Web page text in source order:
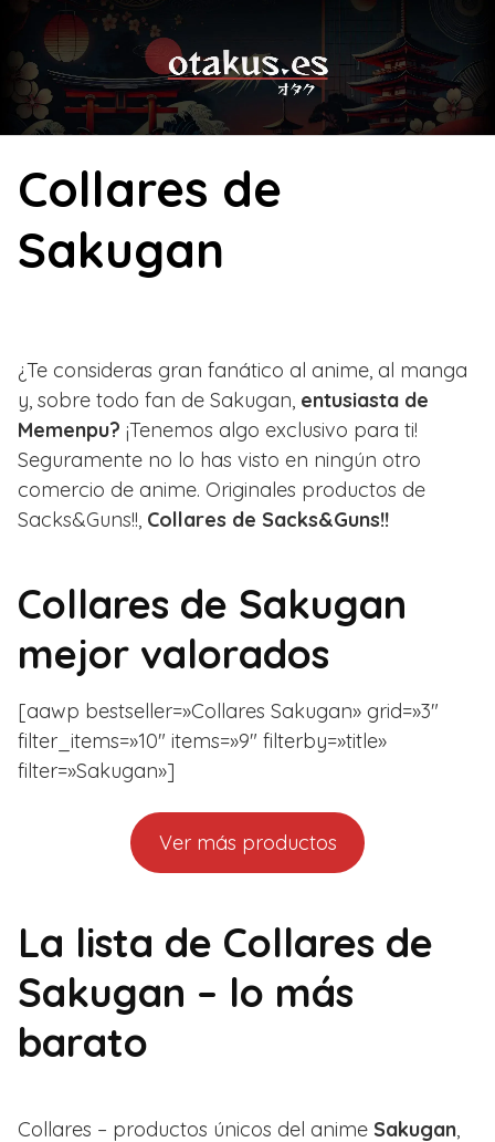
content
Collares de
Sakugan
¿Te consideras gran fanático al anime, al manga
y, sobre todo fan de Sakugan, entusiasta de
Memenpu? ¡Tenemos algo exclusivo para ti!
Seguramente no lo has visto en ningún otro
comercio de anime. Originales productos de
Sacks&Guns!!, Collares de Sacks&Guns!!
Collares de Sakugan
mejor valorados
[aawp bestseller=»Collares Sakugan» grid=»3″
filter_items=»10″ items=»9″ filterby=»title»
filter=»Sakugan»]
Ver más productos
La lista de Collares de
Sakugan – lo más
barato
Collares – productos únicos del anime Sakugan,